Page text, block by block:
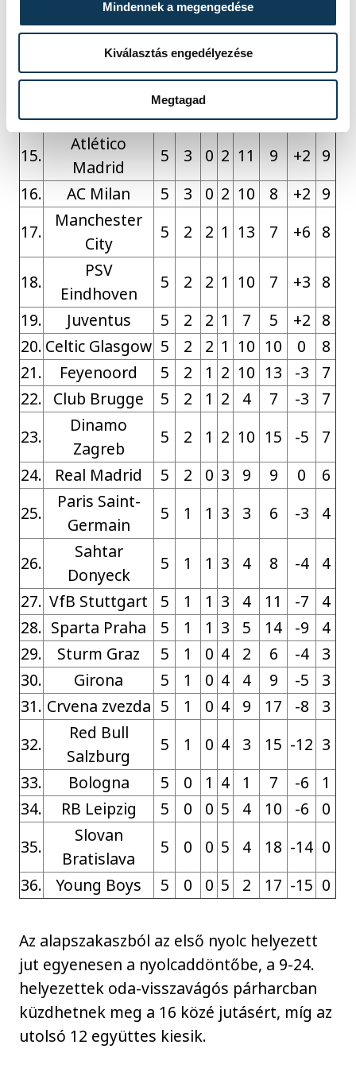
Mindennek a megengedése
Kiválasztás engedélyezése
Megtagad
Brest 5 3 1 1 9
12.
Lille 5 3 1 1 7 5 +2 10
13.
Bayern
5 3 0 2 12 7 +5 9
14.
Benfica 5 3 0 2 10 7 +3 9
15.
Atlético
Madrid
5 3 0 2 11 9 +2 9
16.
AC Milan 5 3 0 2 10 8 +2 9
17.
Manchester
City
5 2 2 1 13 7 +6 8
18.
PSV
Eindhoven
5 2 2 1 10 7 +3 8
19.
Juventus 5 2 2 1 7 5 +2 8
20. Celtic Glasgow 5 2 2 1 10 10 0
8
21.
Feyenoord 5 2 1 2 10 13 -3
7
22. Club Brugge 5 2 1 2 4 7 -3
7
23.
Dinamo
Zagreb
5 2 1 2 10 15 -5
7
24.
Real Madrid 5 2 0 3 9 9 0
6
25.
Paris Saint-
Germain
5 1 1 3 3 6 -3 4
26.
Sahtar
Donyeck
5 1 1 3 4 8 -4
4
27. VfB Stuttgart 5 1 1 3 4 11 -7
4
28. Sparta Praha 5 1 1 3 5 14 -9
4
29.
Sturm Graz 5 1 0 4 2 6 -4
3
30.
Girona 5 1 0 4 4 9 -5
3
31. Crvena zvezda 5 1 0 4 9 17 -8
3
32.
Red Bull
Salzburg
5 1 0 4 3 15 -12 3
33.
Bologna 5 0 1 4 1 7 -6
1
34.
RB Leipzig 5 0 0 5 4 10 -6
0
35.
Slovan
Bratislava
5 0 0 5 4 18 -14 0
36.
Young Boys 5 0 0 5 2 17 -15 0
Az alapszakaszból az első nyolc helyezett
jut egyenesen a nyolcaddöntőbe, a 9-24.
helyezettek oda-visszavágós párharcban
küzdhetnek meg a 16 közé jutásért, míg az
utolsó 12 együttes kiesik.